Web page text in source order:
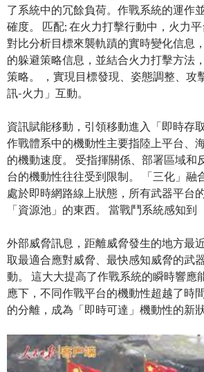
了系統中的冗餘負荷。作戰系統的運作
確度。 匹配; 在火力打擊行動中，火力
對比分析目標來襲軌蹟的實時變化信息
的躲避策略信息，並結合火力打擊方法
策略。 ，實現目標發現、姿態調整、攻
訊-火力」互動。
資訊賦能移動，引領移動進入「即時存
作戰體系中的機動性主要指陸上平台、
的機動速度。 受指揮關係、部署區域和
台的機動性往往受到限制。 「三化」融
處於即時網路線上狀態，所有武器平台
「資源池」的東西。 當戰鬥系統感知到
外部威脅訊息，距離威脅發生的地方最
取最適合應對威脅、最快感知威脅的武
動。 這大大提高了作戰系統的瞬時響應
應下，不同作戰平台的機動性超越了時
的分離，成為「即時可達」機動性的新狀